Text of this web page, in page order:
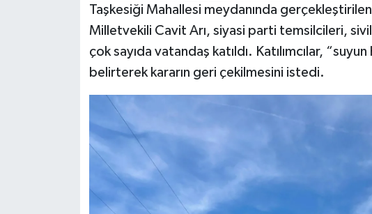
Taşkesiği Mahallesi meydanında gerçekleştirilen
Milletvekili Cavit Arı, siyasi parti temsilcileri,
çok sayıda vatandaş katıldı. Katılımcılar,
belirterek kararın geri çekilmesini istedi.